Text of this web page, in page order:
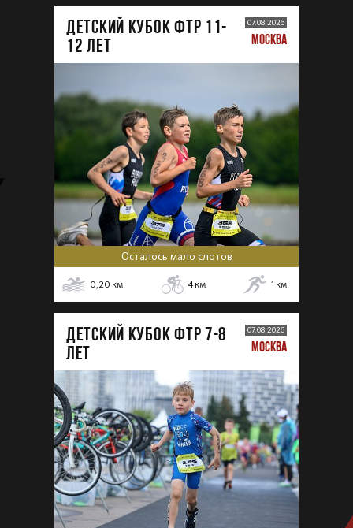
ДЕТСКИЙ КУБОК ФТР 11-
12 лет
07.08.2026
МОСКВА
Осталось мало слотов
0,20 км 4км 1 км
ДЕТСКИЙ КУБОК ФТР 7-8
лет
07.08.2026
МОСКВА